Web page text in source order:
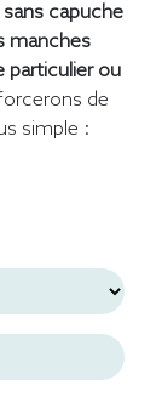
capuche
manches
particulier ou
de
simple :